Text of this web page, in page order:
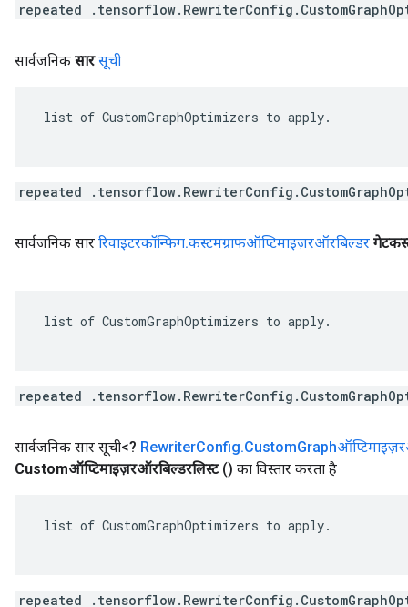
repeated
सार्वजनिक सार सूची
list of CustomGraphOptimizers to apply.
repeated
सार्वजनिक सार रिवाइटरकॉन्फिग.कस्टमग्राफऑप्टिमाइज़रऑरबिल्डर
list of CustomGraphOptimizers to apply.
repeated
सार्वजनिक सार सूची<? RewriterConfig.Custom
Customऑप्टिमाइज़रऑरबिल्डरलिस्ट () का विस्तार करता है
list of CustomGraphOptimizers to apply.
repeated